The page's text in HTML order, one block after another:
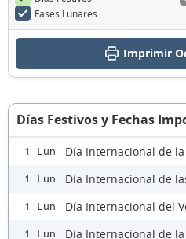
Fases Lunares
Imprimir
Días Festivos y Fechas
1 Lun Día Internacional de
1 Lun Día Internacional de
1 Lun Día Internacional del
1 Lun Día Internacional de